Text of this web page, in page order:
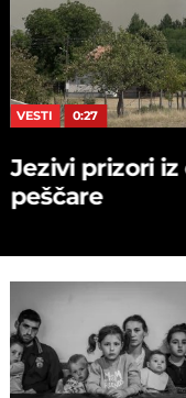
VESTI 0:27
Jezivi prizori
peščare